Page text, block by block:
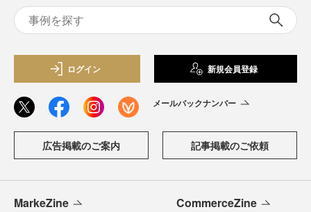
ログイン 新規会員登録
メールバックナンバー
広告掲載のご案内 記事掲載のご依頼
MarkeZine CommerceZine